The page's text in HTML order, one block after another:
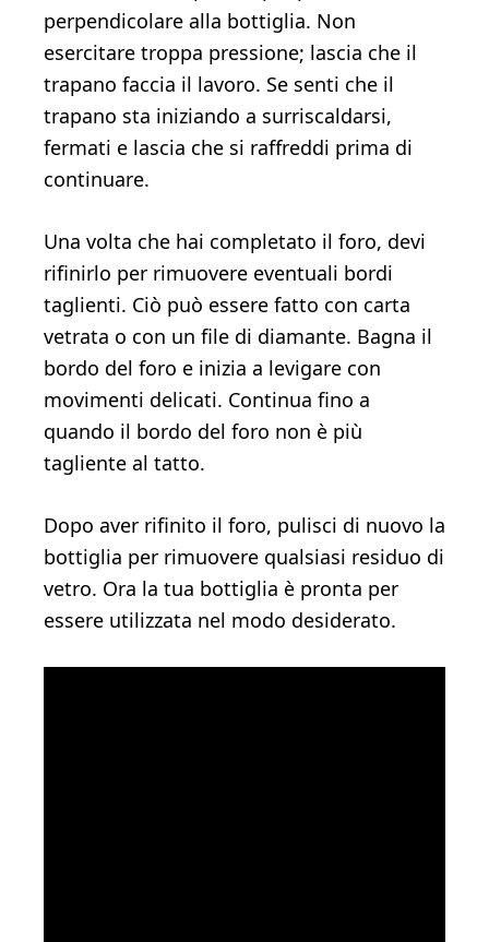
perpendicolare alla bottiglia. Non
esercitare troppa pressione; lascia che il
trapano faccia il lavoro. Se senti che il
trapano sta iniziando a surriscaldarsi,
fermati e lascia che si raffreddi prima di
continuare.
Una volta che hai completato il foro, devi
rifinirlo per rimuovere eventuali bordi
taglienti. Ciò può essere fatto con carta
vetrata o con un file di diamante. Bagna il
bordo del foro e inizia a levigare con
movimenti delicati. Continua fino a
quando il bordo del foro non è più
tagliente al tatto.
Dopo aver rifinito il foro, pulisci di nuovo la
bottiglia per rimuovere qualsiasi residuo di
vetro. Ora la tua bottiglia è pronta per
essere utilizzata nel modo desiderato.